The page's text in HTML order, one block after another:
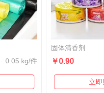
0.05 kg/件
固体清香剂
￥0.90
立